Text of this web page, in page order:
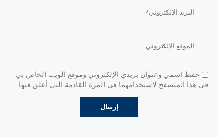
حفظ اسمي وعنوان بريدي الإلكتروني وموقع الويب الخاص بي
في هذا المتصفح لاستخدامهما في المرة القادمة التي أعلق فيها.